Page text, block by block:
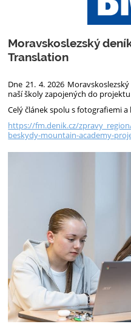
Moravskoslezský
Translation
Dne 21. 4. 2026
naší školy zapojených do
Celý článek spolu s fotografiemi
https://fm.denik.cz/
beskydy-mountain-academy-